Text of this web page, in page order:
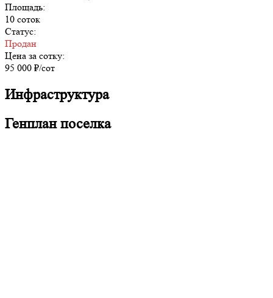
Площадь:
10 соток
Статус:
Продан
Цена за сотку:
95 000 ₽/сот
Инфраструктура
Генплан поселка